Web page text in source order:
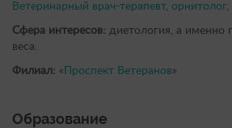
Ветеринарный врач-терапевт, орнитолог,
Сфера интересов: диетология, а именно
веса.
Филиал: « Проспект Ветеранов»
Образование